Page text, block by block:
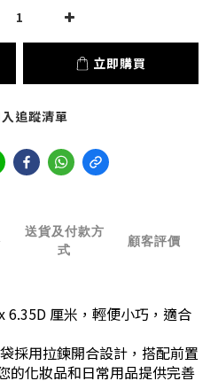
立即購買
追蹤清單
送貨及付款方
式
顧客評價
6.35D 厘米，輕便小巧，適合
採用拉鍊開合設計，搭配前置
的化妝品和日常用品提供完善